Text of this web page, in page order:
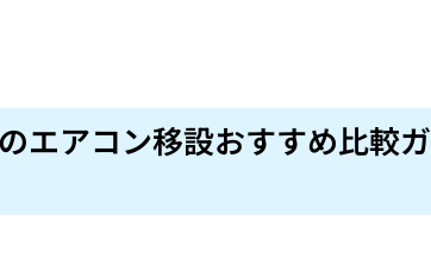
エアコン移設おすすめ比較ガ